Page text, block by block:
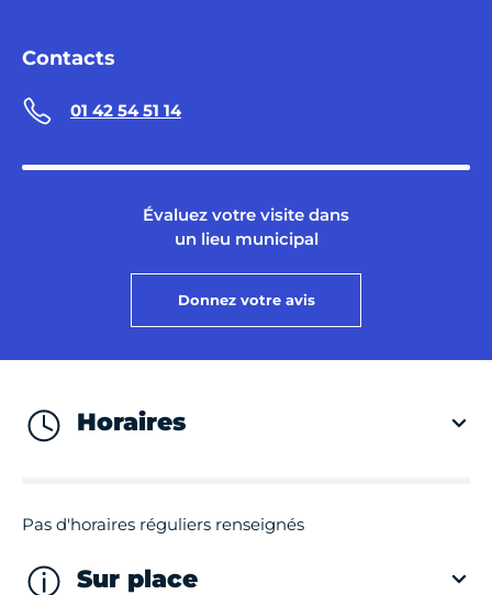
Contacts
01 42 54 51 14
Évaluez votre visite dans
un lieu municipal
Donnez votre avis
Horaires
Pas d'horaires réguliers renseignés
Sur place